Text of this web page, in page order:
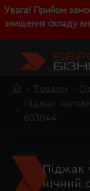
Увага! Прийом
знищення складу
Товари
Піджак
603044
Піджак
нічний